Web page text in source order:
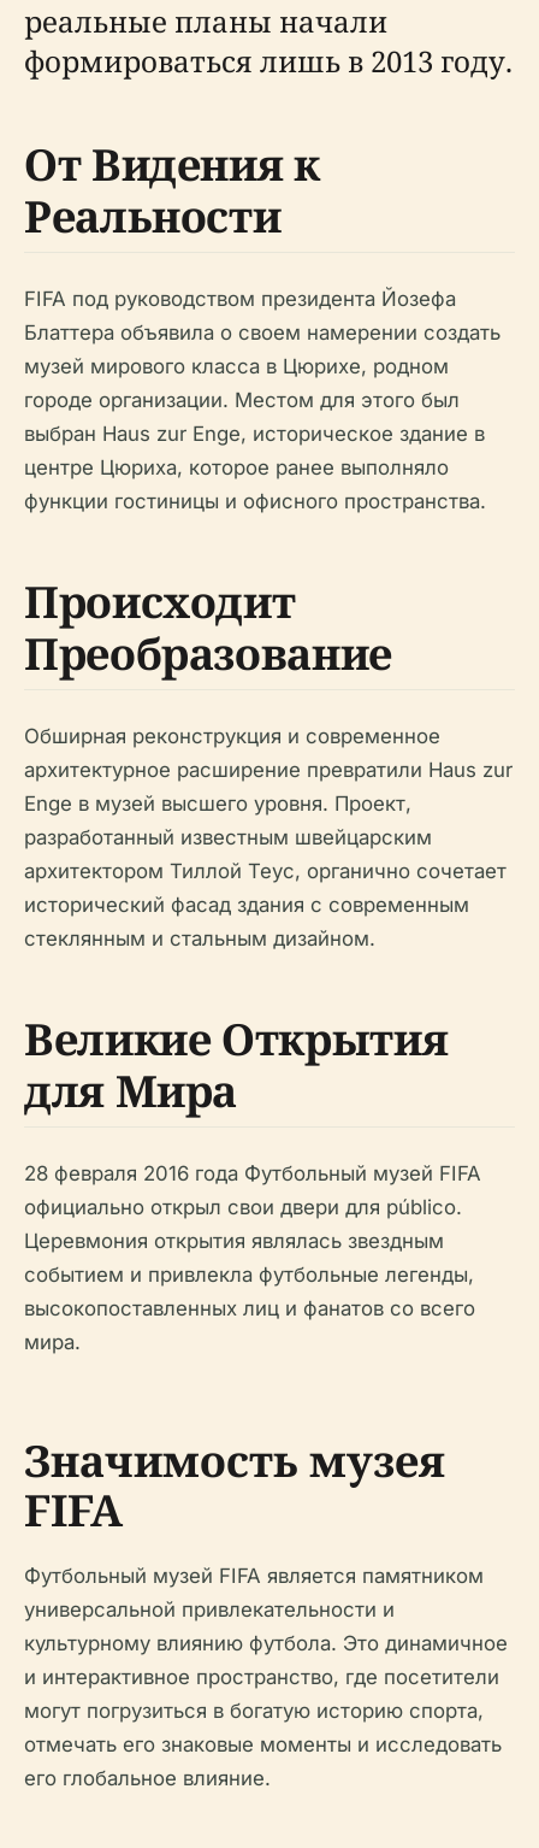
реальные планы начали
формироваться лишь в 2013 году.
От Видения к
Реальности
FIFA под руководством президента Йозефа
Блаттера объявила о своем намерении создать
музей мирового класса в Цюрихе, родном
городе организации. Местом для этого был
выбран Haus zur Enge, историческое здание в
центре Цюриха, которое ранее выполняло
функции гостиницы и офисного пространства.
Происходит
Преобразование
Обширная реконструкция и современное
архитектурное расширение превратили Haus zur
Enge в музей высшего уровня. Проект,
разработанный известным швейцарским
архитектором Тиллой Теус, органично сочетает
исторический фасад здания с современным
стеклянным и стальным дизайном.
Великие Открытия
для Мира
28 февраля 2016 года Футбольный музей FIFA
официально открыл свои двери для público.
Церевмония открытия являлась звездным
событием и привлекла футбольные легенды,
высокопоставленных лиц и фанатов со всего
мира.
Значимость музея
FIFA
Футбольный музей FIFA является памятником
универсальной привлекательности и
культурному влиянию футбола. Это динамичное
и интерактивное пространство, где посетители
могут погрузиться в богатую историю спорта,
отмечать его знаковые моменты и исследовать
его глобальное влияние.